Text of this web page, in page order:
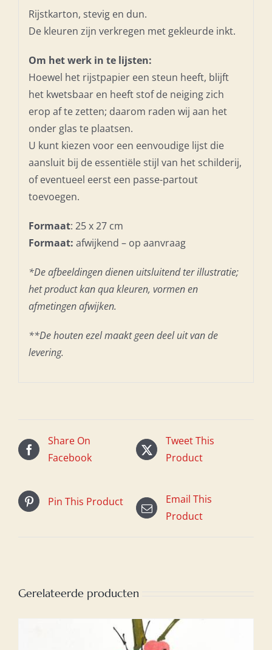
Rijstkarton, stevig en dun.
De kleuren zijn verkregen met gekleurde inkt.
Om het werk in te lijsten:
Hoewel het rijstpapier een steun heeft, blijft
het kwetsbaar en heeft stof de neiging zich
erop af te zetten; daarom raden wij aan het
onder glas te plaatsen.
U kunt kiezen voor een eenvoudige lijst die
aansluit bij de essentiële stijl van het schilderij,
of eventueel eerst een passe-partout
toevoegen.
Formaat: 25 x 27 cm
Formaat: afwijkend – op aanvraag
*De afbeeldingen dienen uitsluitend ter illustratie;
het product kan qua kleuren, vormen en
afmetingen afwijken.
**De houten ezel maakt geen deel uit van de
levering.
Share On
Facebook
Tweet This
Product
Pin This Product
Email This
Product
Gerelateerde producten